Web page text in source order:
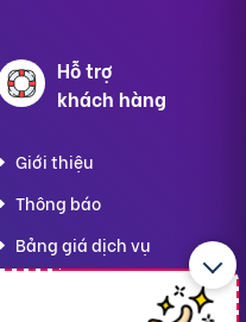
Hỗ trợ
khách hàng
Giới thiệu
Thông báo
Bảng giá dịch vụ